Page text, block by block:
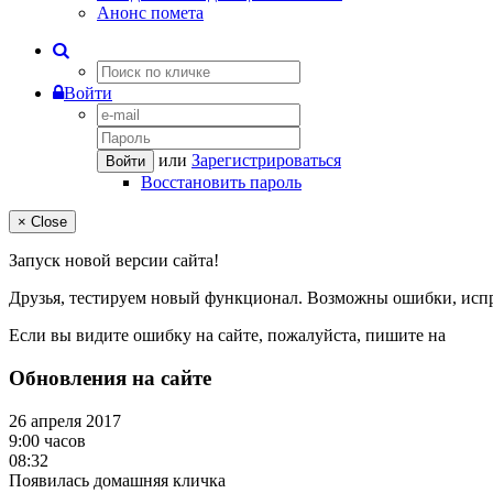
Анонс помета
Войти
Войти или Зарегистрироваться
Восстановить пароль
× Close
Запуск новой версии сайта!
Друзья, тестируем новый функционал. Возможны ошибки,
Если вы видите ошибку на сайте, пожалуйста, пишите на
Обновления на сайте
26 апреля 2017
9:00 часов
08:32
Появилась домашняя кличка